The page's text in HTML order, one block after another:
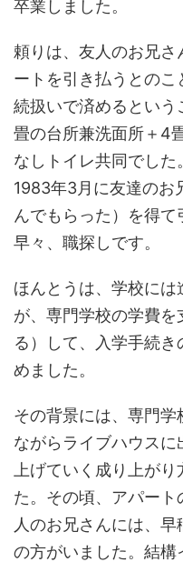
卒業しました。
頼りは、友人のお兄
ートを引き払うとの
続扱いで済めるとい
畳の台所兼洗面所＋4
なしトイレ共同でし
1983年3月に友達のお
んでもらった）を得
早々、職探しです。
ほんとうは、学校に
が、専門学校の学費
る）して、入学手続
めました。
その背景には、専門学
ながらライブハウス
上げていく成り上が
た。その頃、アパー
人のお兄さんには、
の方がいました。結